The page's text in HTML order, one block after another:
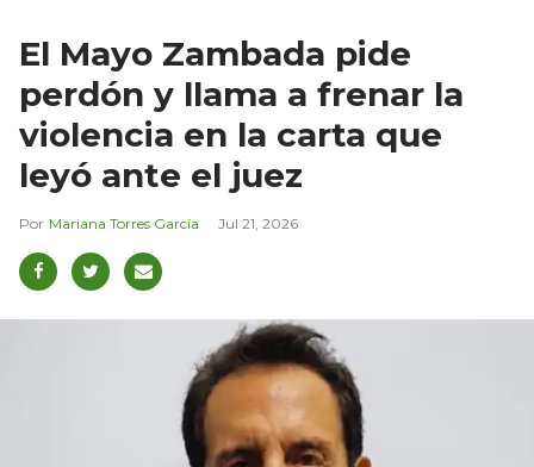
El Mayo Zambada pide
perdón y llama a frenar la
violencia en la carta que
leyó ante el juez
Mariana Torres García Jul 21, 2026